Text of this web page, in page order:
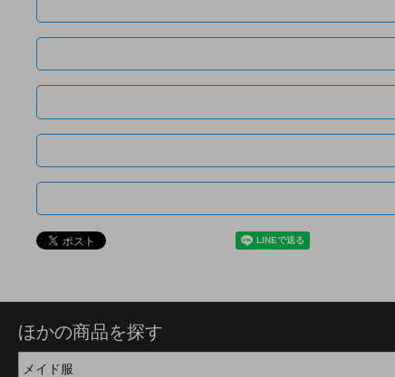
ほかの商品を探す